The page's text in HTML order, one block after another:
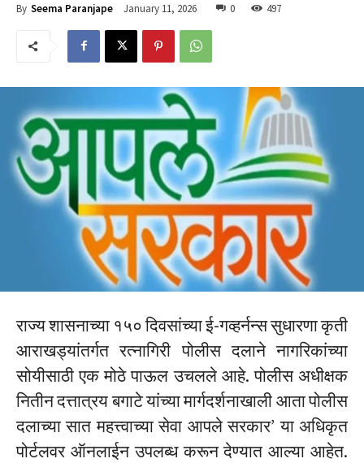
By Seema Paranjape January 11, 2026 0 497
राज्य शासनाच्या १५० दिवसांच्या ई-गव्हर्नन्स सुधारणा कृती
आराखड्यांतर्गत रत्नागिरी पोलीस दलाने नागरिकांच्या
सोयीसाठी एक मोठे पाऊल उचलले आहे. पोलीस अधीक्षक
नितीन दत्तात्रय बगाटे यांच्या मार्गदर्शनाखाली आता पोलीस
दलाच्या सात महत्त्वाच्या सेवा आपले सरकार’ या अधिकृत
पोर्टलवर ऑनलाईन उपलब्ध करून देण्यात आल्या आहेत.